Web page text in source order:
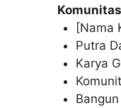
[Nama
Putra
Karya